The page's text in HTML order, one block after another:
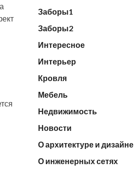
Заборы1
Заборы2
Интересное
Интерьер
Кровля
Мебель
Недвижимость
Новости
О архитектуре и дизайне
О инженерных сетях